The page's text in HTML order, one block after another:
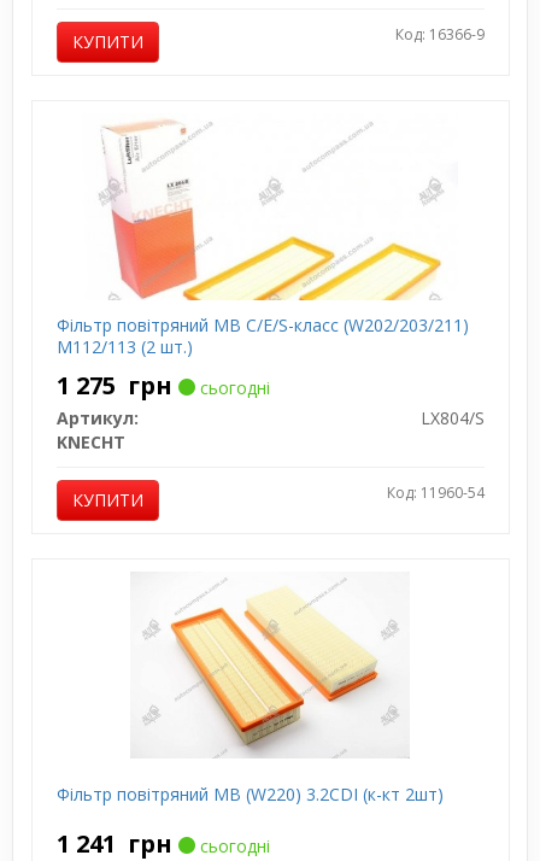
КУПИТИ Код: 16366-9
Фільтр повітряний MB C/E/S-класс (W202/203/211)
M112/113 (2 шт.)
1 275 грн
сьогодні
Артикул:
LX804/S
KNECHT
КУПИТИ Код: 11960-54
Фільтр повітряний MB (W220) 3.2CDI (к-кт 2шт)
1 241 грн
сьогодні